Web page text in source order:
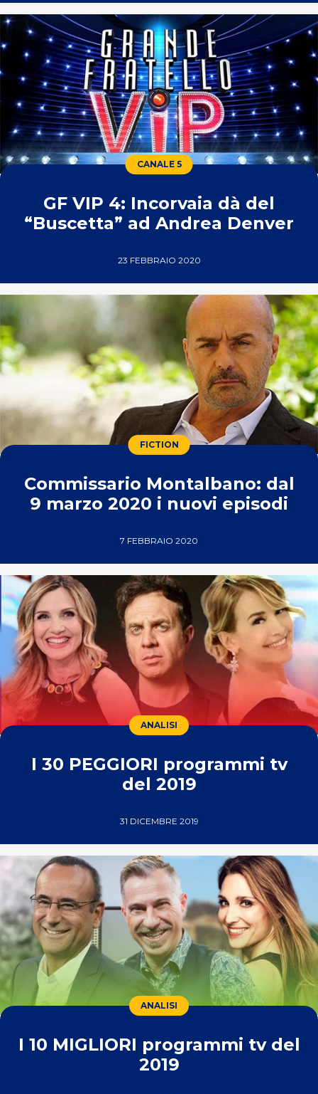
CANALE 5
GF VIP 4: Incorvaia dà del
“Buscetta” ad Andrea Denver
23 FEBBRAIO 2020
FICTION
Commissario Montalbano: dal
9 marzo 2020 i nuovi episodi
7 FEBBRAIO 2020
ANALISI
I 30 PEGGIORI programmi tv
del 2019
31 DICEMBRE 2019
ANALISI
I 10 MIGLIORI programmi tv del
2019